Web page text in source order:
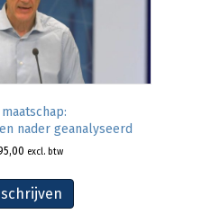
maatschap:
nader geanalyseerd
excl. btw